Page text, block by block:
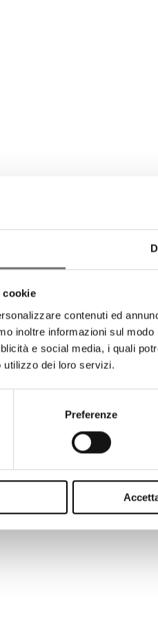
cookie
contenuti ed
inoltre informazioni sul
e social media, i quali
utilizzo dei loro servizi.
Preferenze
Cette galerie n'est